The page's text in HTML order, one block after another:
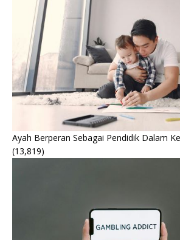
Ayah Berperan Sebagai Pendidik Dalam
(13,819)